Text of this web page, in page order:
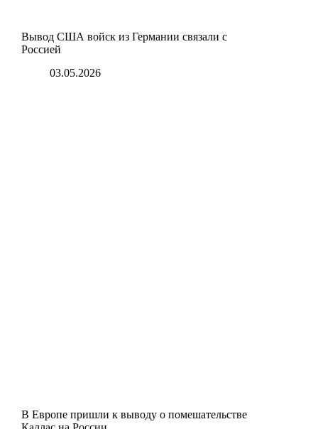
Вывод США войск из Германии связали с
Россией
03.05.2026
В Европе пришли к выводу о помешательстве